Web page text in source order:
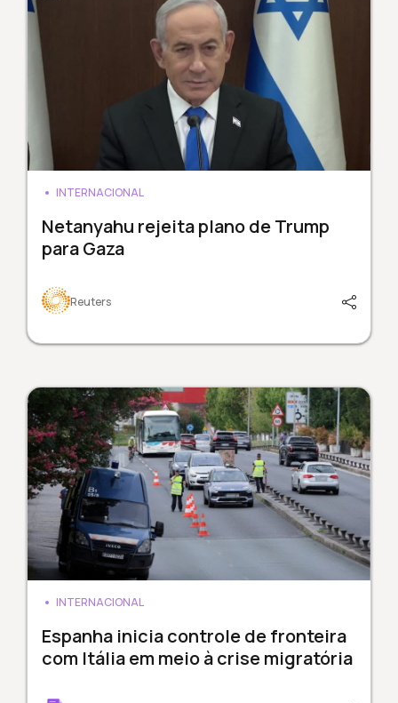
INTERNACIONAL
Netanyahu rejeita plano de Trump
para Gaza
Reuters
INTERNACIONAL
Espanha inicia controle de fronteira
com Itália em meio à crise migratória